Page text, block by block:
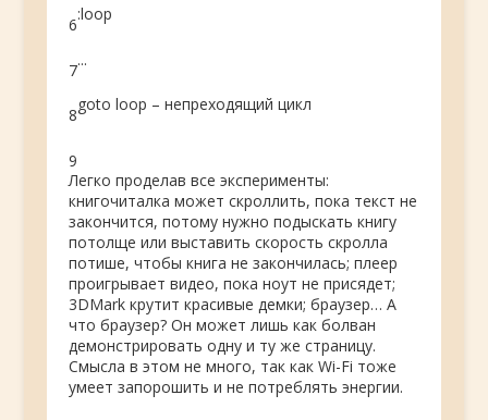
6
7
8
9
:loop
...
goto loop – непреходящий цикл
Легко проделав все эксперименты:
книгочиталка может скроллить, пока текст не
закончится, потому нужно подыскать книгу
потолще или выставить скорость скролла
потише, чтобы книга не закончилась; плеер
проигрывает видео, пока ноут не присядет;
3DMark крутит красивые демки; браузер… А
что браузер? Он может лишь как болван
демонстрировать одну и ту же страницу.
Смысла в этом не много, так как Wi-Fi тоже
умеет запорошить и не потреблять энергии.